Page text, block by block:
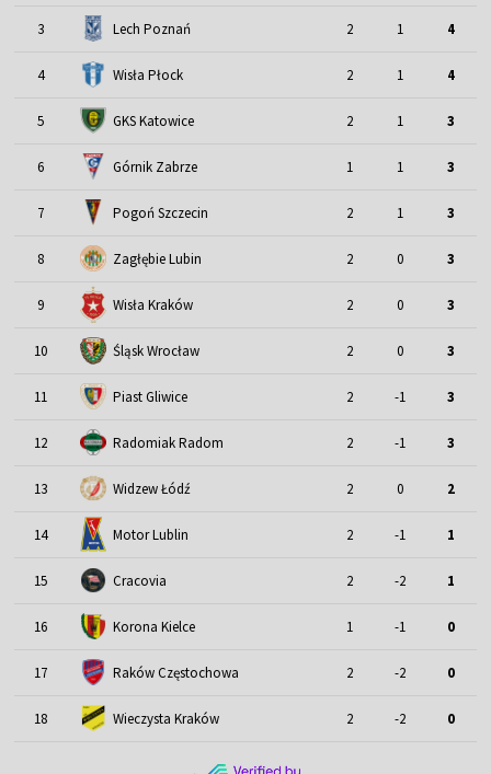
3 Lech Poznań 2 1 4
4 Wisła Płock 2 1 4
5 GKS Katowice 2 1 3
6 Górnik Zabrze 1 1 3
7 Pogoń Szczecin 2 1 3
8 Zagłębie Lubin 2 0 3
9 Wisła Kraków 2 0 3
10 Śląsk Wrocław 2 0 3
11 Piast Gliwice 2 -1 3
12 Radomiak Radom 2 -1 3
13 Widzew Łódź 2 0 2
14 Motor Lublin 2 -1 1
15 Cracovia 2 -2 1
16 Korona Kielce 1 -1 0
17 Raków Częstochowa 2 -2 0
18 Wieczysta Kraków 2 -2 0